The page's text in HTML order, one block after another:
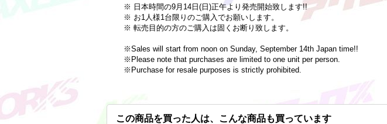
※ 日本時間の9月14日(日)正午より発売開始致します!!
※ お1人様1台限りのご購入でお願いします。
※ 転売目的の方のご購入は固くお断り致します。
※Sales will start from noon on Sunday, September 14th Japan time!!
※Please note that purchases are limited to one unit per person.
※Purchase for resale purposes is strictly prohibited.
この商品を買った人は、こんな商品も買っています